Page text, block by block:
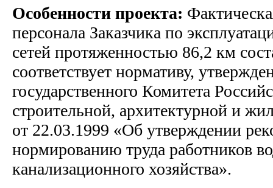
Особенности проекта:
персонала Заказчика по
сетей протяженностью 86,2 км
соответствует нормативу,
государственного Комитета
строительной, архитектурной и
от 22.03.1999 «Об утверждении
нормированию труда работников
канализационного хозяйства».